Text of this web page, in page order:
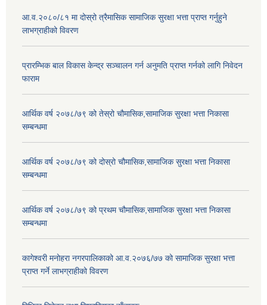
आ.व.२०८०/८१ मा दोस्रो त्रैमासिक सामाजिक सुरक्षा भत्ता प्राप्त गर्नुहुने
लाभग्राहीको विवरण
प्रारम्भिक बाल विकास केन्द्र सञ्चालन गर्न अनुमति प्राप्त गर्नको लागि निवेदन
फाराम
आर्थिक वर्ष २०७८/७९ को तेस्रो चौमासिक,सामाजिक सुरक्षा भत्ता निकासा
सम्बन्धमा
आर्थिक वर्ष २०७८/७९ को दोस्रो चौमासिक,सामाजिक सुरक्षा भत्ता निकासा
सम्बन्धमा
आर्थिक वर्ष २०७८/७९ को प्रथम चौमासिक,सामाजिक सुरक्षा भत्ता निकासा
सम्बन्धमा
कागेश्वरी मनोहरा नगरपालिकाको आ.व.२०७६/७७ को सामाजिक सुरक्षा भत्ता
प्राप्त गर्ने लाभग्राहीको विवरण